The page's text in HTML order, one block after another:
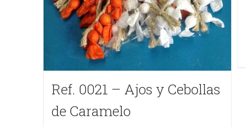
Ref. 0021 – Ajos y Cebollas
de Caramelo